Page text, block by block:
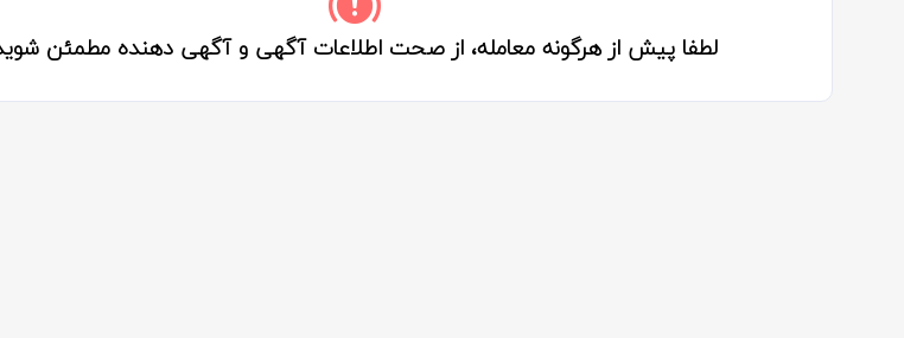
لطفا پیش از هرگونه معامله، از صحت اطلاعات آگهی و آگهی دهنده مطمئن